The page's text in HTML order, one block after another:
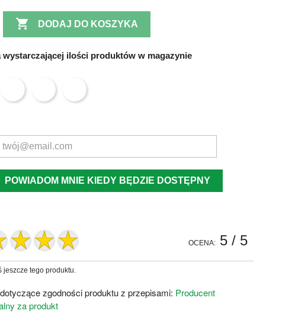
 DODAJ DO KOSZYKA
wystarczającej ilości produktów w magazynie
POWIADOM MNIE KIEDY BĘDZIE DOSTĘPNY
OCENA: 5/ 5
jeszcze tego produktu.
zgodności produktu z przepisami: Producent
za produkt